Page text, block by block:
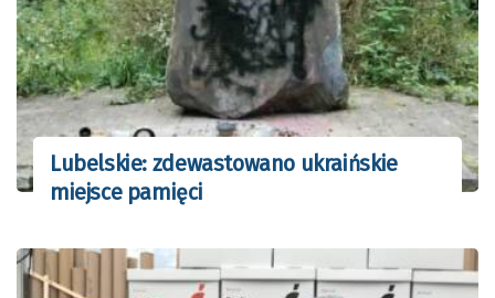
Lubelskie: zdewastowano ukraińskie
miejsce pamięci